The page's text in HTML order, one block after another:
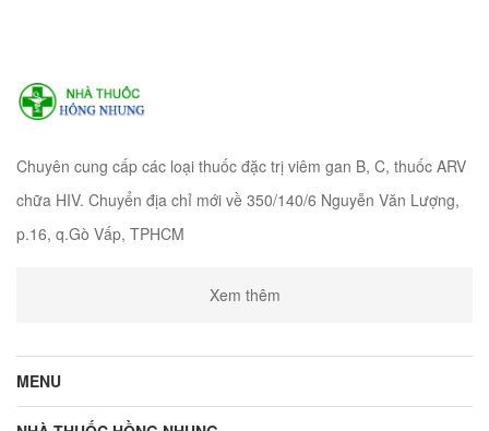
Chuyên cung cấp các loại thuốc đặc trị viêm gan B, C, thuốc ARV
chữa HIV. Chuyển địa chỉ mới về 350/140/6 Nguyễn Văn Lượng,
p.16, q.Gò Vấp, TPHCM
Xem thêm
MENU